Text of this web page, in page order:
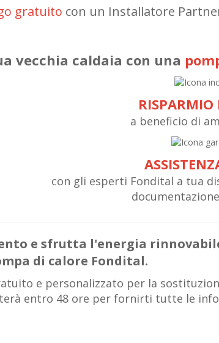
gratuito con un Installatore
vecchia caldaia con una
RISPARMIO
a beneficio di
con gli esperti Fondital a tua
e sfrutta l'energia
di calore Fondital.
e personalizzato per la
entro 48 ore per fornirti tutte le